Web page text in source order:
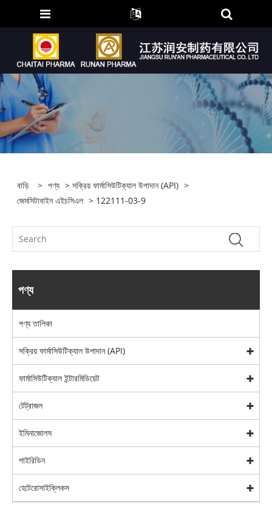
বাড়ি > পণ্য >সক্রিয় ফার্মাসিউটিক্যাল উপাদান (API) >
জেমসিটাবাইন এইচসিএল > 122111-03-9
পণ্য
পণ্য তালিকা
সক্রিয় ফার্মাসিউটিক্যাল উপাদান (API)
ফার্মাসিউটিক্যাল ইন্টারমিডিয়েট
টেট্রাজল
ইমিনাজোলস
পাইরিডিন
হেটেরোসাইক্লিকস